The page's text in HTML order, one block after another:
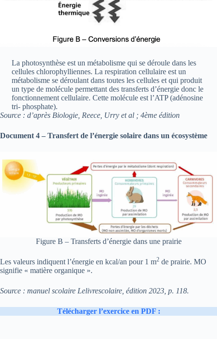
La photosynthèse est un métabolisme qui se déroule dans les
cellules chlorophylliennes. La respiration cellulaire est un
métabolisme se déroulant dans toutes les cellules et qui produit
un type de molécule permettant des transferts d’énergie donc le
fonctionnement cellulaire. Cette molécule est l’ATP (adénosine
tri- phosphate).
Source : d’après Biologie, Reece, Urry et al ; 4ème édition
Document 4 – Transfert de l’énergie solaire dans un écosystème
Figure B – Transferts d’énergie dans une prairie
Les valeurs indiquent l’énergie en kcal/an pour 1 m2 de prairie. MO
signifie « matière organique ».
Source : manuel scolaire Lelivrescolaire, édition 2023, p. 118.
Télécharger l’exercice en PDF :